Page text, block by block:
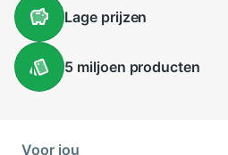
Lageprijzen
5 miljoen producten
Voor jou